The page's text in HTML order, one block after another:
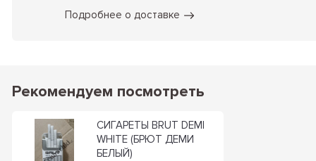
Подробнее о доставке
Рекомендуем посмотреть
СИГАРЕТЫ BRUT DEMI
WHITE (БРЮТ ДЕМИ
БЕЛЫЙ)